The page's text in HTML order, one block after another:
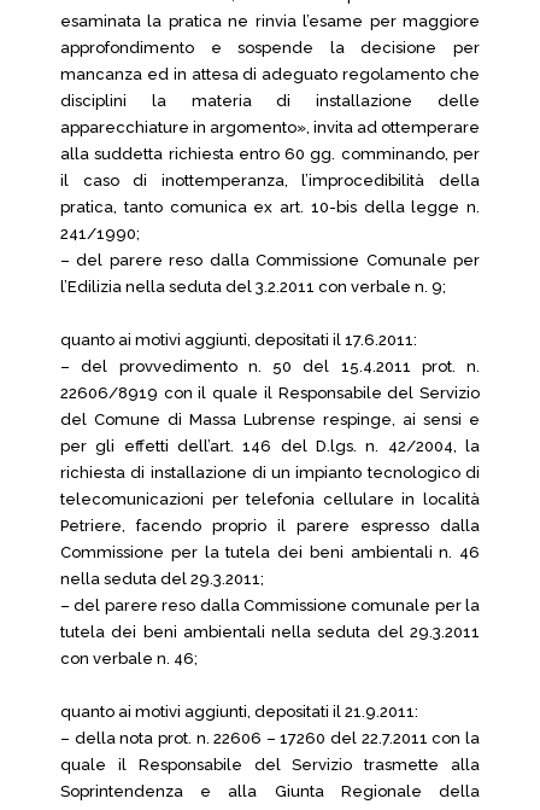
esaminata la pratica ne rinvia l’esame per maggiore
approfondimento e sospende la decisione per
mancanza ed in attesa di adeguato regolamento che
disciplini la materia di installazione delle
apparecchiature in argomento», invita ad ottemperare
alla suddetta richiesta entro 60 gg. comminando, per
il caso di inottemperanza, l’improcedibilità della
pratica, tanto comunica ex art. 10-bis della legge n.
241/1990;
– del parere reso dalla Commissione Comunale per
l’Edilizia nella seduta del 3.2.2011 con verbale n. 9;
quanto ai motivi aggiunti, depositati il 17.6.2011:
– del provvedimento n. 50 del 15.4.2011 prot. n.
22606/8919 con il quale il Responsabile del Servizio
del Comune di Massa Lubrense respinge, ai sensi e
per gli effetti dell’art. 146 del D.lgs. n. 42/2004, la
richiesta di installazione di un impianto tecnologico di
telecomunicazioni per telefonia cellulare in località
Petriere, facendo proprio il parere espresso dalla
Commissione per la tutela dei beni ambientali n. 46
nella seduta del 29.3.2011;
– del parere reso dalla Commissione comunale per la
tutela dei beni ambientali nella seduta del 29.3.2011
con verbale n. 46;
quanto ai motivi aggiunti, depositati il 21.9.2011:
– della nota prot. n. 22606 – 17260 del 22.7.2011 con la
quale il Responsabile del Servizio trasmette alla
Soprintendenza e alla Giunta Regionale della